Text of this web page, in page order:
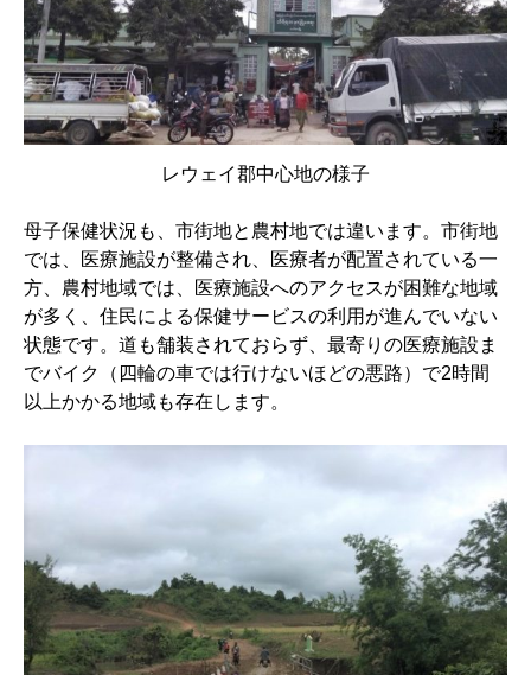
レウェイ郡中心地の様子
母子保健状況も、市街地と農村地では違います。市街地
では、医療施設が整備され、医療者が配置されている一
方、農村地域では、医療施設へのアクセスが困難な地域
が多く、住民による保健サービスの利用が進んでいない
状態です。道も舗装されておらず、最寄りの医療施設ま
でバイク（四輪の車では行けないほどの悪路）で2時間
以上かかる地域も存在します。